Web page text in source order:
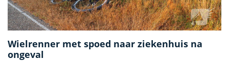
Wielrenner met spoed naar ziekenhuis na
ongeval